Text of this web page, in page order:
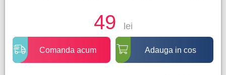
49 lei
Comanda acum Adauga in cos